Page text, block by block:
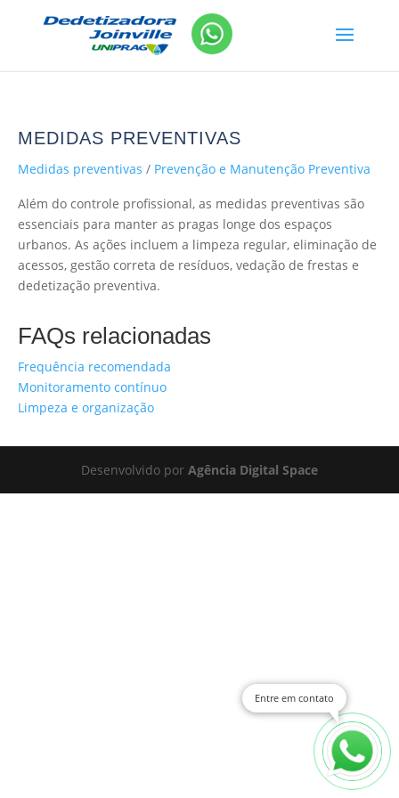
MEDIDAS PREVENTIVAS
Medidas preventivas / Prevenção e Manutenção Preventiva
Além do controle profissional, as medidas preventivas são
essenciais para manter as pragas longe dos espaços
urbanos. As ações incluem a limpeza regular, eliminação de
acessos, gestão correta de resíduos, vedação de frestas e
dedetização preventiva.
FAQs relacionadas
Frequência recomendada
Monitoramento contínuo
Limpeza e organização
Desenvolvido por Agência Digital Space
Entre em contato